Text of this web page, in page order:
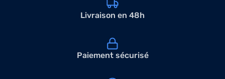
Livraison en 48h
Paiement sécurisé